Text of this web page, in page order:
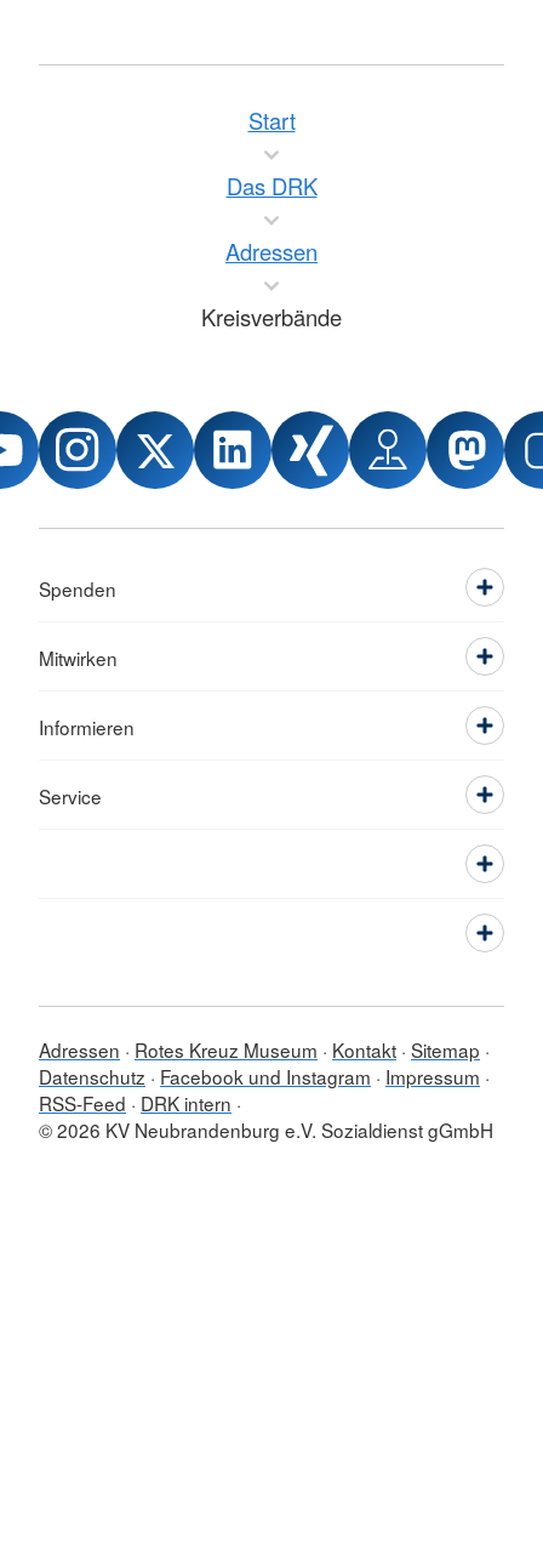
Start
Das DRK
Adressen
Kreisverbände
Spenden
Mitwirken
Informieren
Service
Adressen Rotes Kreuz Museum Kontakt Sitemap
Datenschutz
Facebook und Instagram
Impressum
RSS-Feed
DRK intern
© 2026 KV Neubrandenburg e.V. Sozialdienst gGmbH